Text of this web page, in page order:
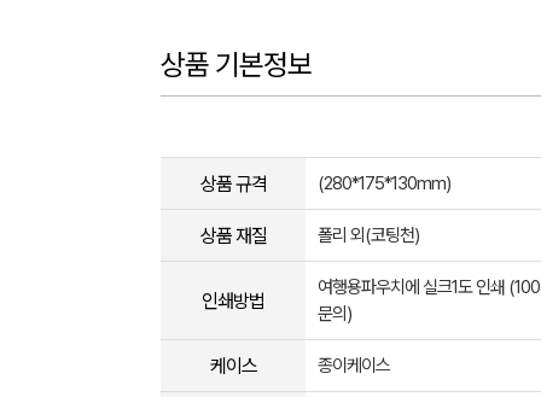
상품 기본정보
상품 규격 (280*175*130mm)
상품 재질 폴리 외(코팅천)
인쇄방법
여행용파우치에 실크1도 인쇄
문의)
케이스 종이케이스